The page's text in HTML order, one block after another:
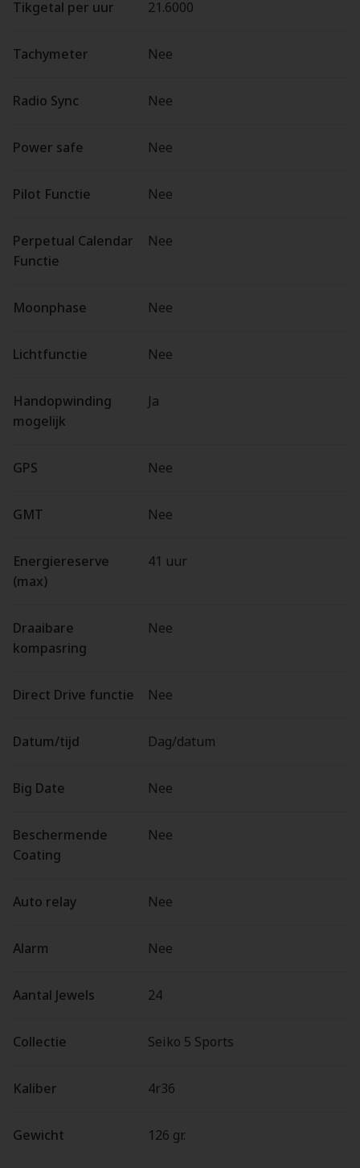
Tikgetal per uur 21.6000
Tachymeter Nee
Radio Sync Nee
Power safe Nee
Pilot Functie Nee
Perpetual Calendar
Functie
Nee
Moonphase Nee
Lichtfunctie Nee
Handopwinding
mogelijk
Ja
GPS Nee
GMT Nee
Energiereserve
(max)
41 uur
Draaibare
kompasring
Nee
Direct Drive functie Nee
Datum/tijd Dag/datum
Big Date Nee
Beschermende
Coating
Nee
Auto relay Nee
Alarm Nee
Aantal Jewels 24
Collectie Seiko 5 Sports
Kaliber 4r36
Gewicht 126 gr.